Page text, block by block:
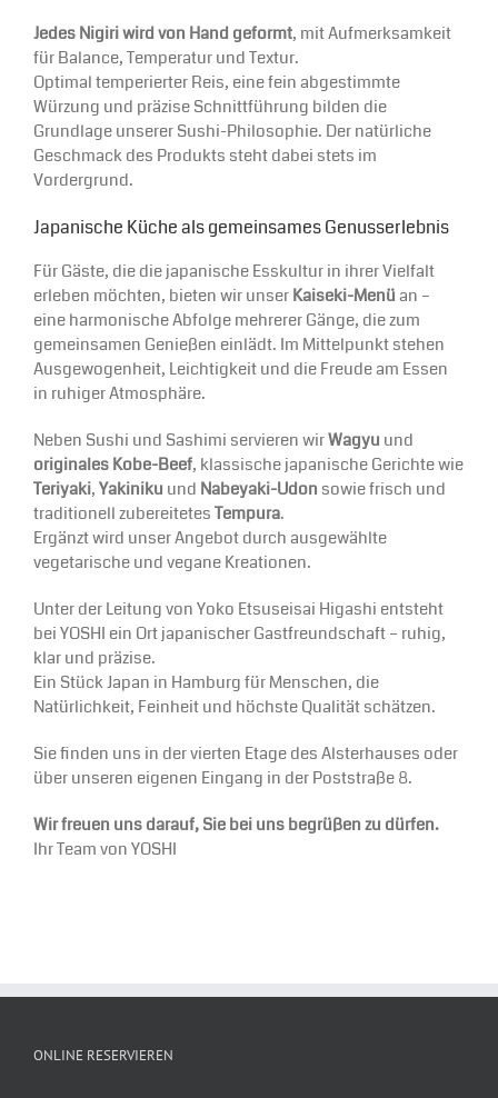
Jedes Nigiri wird von Hand geformt, mit Aufmerksamkeit
für Balance, Temperatur und Textur.
Optimal temperierter Reis, eine fein abgestimmte
Würzung und präzise Schnittführung bilden die
Grundlage unserer Sushi-Philosophie. Der natürliche
Geschmack des Produkts steht dabei stets im
Vordergrund.
Japanische Küche als gemeinsames Genusserlebnis
Für Gäste, die die japanische Esskultur in ihrer Vielfalt
erleben möchten, bieten wir unserKaiseki-Menüan –
eine harmonische Abfolge mehrerer Gänge, die zum
gemeinsamen Genießen einlädt. Im Mittelpunkt stehen
Ausgewogenheit, Leichtigkeit und die Freude am Essen
in ruhiger Atmosphäre.
Neben Sushi und Sashimi servieren wirWagyu und
originales Kobe-Beef, klassische japanische Gerichte wie
Teriyaki,Yakiniku und Nabeyaki-Udon sowie frisch und
traditionell zubereitetesTempura.
Ergänzt wird unser Angebot durch ausgewählte
vegetarische und vegane Kreationen.
Unter der Leitung von Yoko Etsuseisai Higashi entsteht
bei YOSHI ein Ort japanischer Gastfreundschaft – ruhig,
klar und präzise.
Ein Stück Japan in Hamburg für Menschen, die
Natürlichkeit, Feinheit und höchste Qualität schätzen.
Sie finden uns in der vierten Etage des Alsterhauses oder
über unseren eigenen Eingang in der Poststraße 8.
Wir freuen uns darauf, Sie bei uns begrüßen zu dürfen.
Ihr Team von YOSHI
ONLINE RESERVIEREN